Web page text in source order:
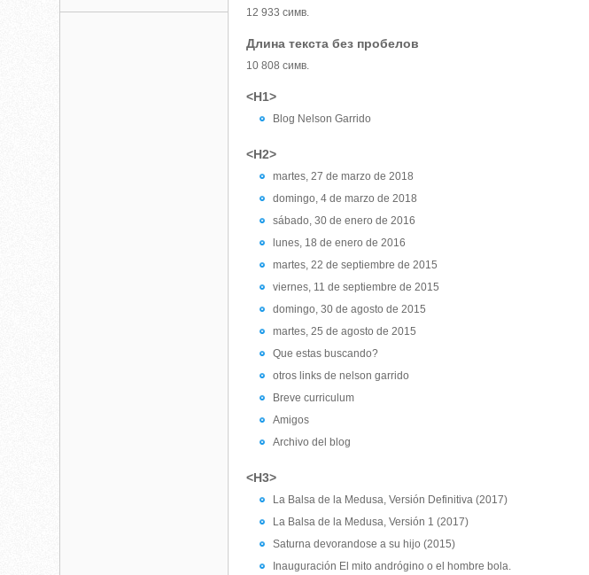
12 933 симв.
Длина текста без пробелов
10 808 симв.
<H1>
Blog Nelson Garrido
<H2>
martes, 27 de marzo de 2018
domingo, 4 de marzo de 2018
sábado, 30 de enero de 2016
lunes, 18 de enero de 2016
martes, 22 de septiembre de 2015
viernes, 11 de septiembre de 2015
domingo, 30 de agosto de 2015
martes, 25 de agosto de 2015
Que estas buscando?
otros links de nelson garrido
Breve curriculum
Amigos
Archivo del blog
<H3>
La Balsa de la Medusa, Versión Definitiva (2017)
La Balsa de la Medusa, Versión 1 (2017)
Saturna devorandose a su hijo (2015)
Inauguración El mito andrógino o el hombre bola.